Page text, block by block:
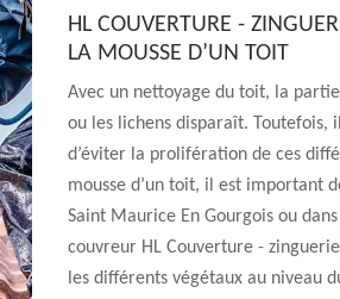
HL COUVERTURE -
LA MOUSSE D’UN TOIT
Avec un nettoyage du toit, la
ou les lichens disparaît.
d’éviter la prolifération de ces
mousse d’un toit, il est important
Saint Maurice En Gourgois ou
couvreur HL Couverture -
les différents végétaux au niveau